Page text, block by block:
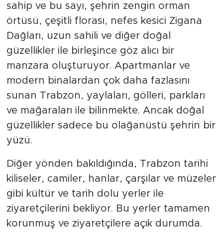
sahip ve bu sayı, şehrin zengin orman
örtüsü, çeşitli florası, nefes kesici Zigana
Dağları, uzun sahili ve diğer doğal
güzellikler ile birleşince göz alıcı bir
manzara oluşturuyor. Apartmanlar ve
modern binalardan çok daha fazlasını
sunan Trabzon, yaylaları, gölleri, parkları
ve mağaraları ile bilinmekte. Ancak doğal
güzellikler sadece bu olağanüstü şehrin bir
yüzü.
Diğer yönden bakıldığında, Trabzon tarihi
kiliseler, camiler, hanlar, çarşılar ve müzeler
gibi kültür ve tarih dolu yerler ile
ziyaretçilerini bekliyor. Bu yerler tamamen
korunmuş ve ziyaretçilere açık durumda.